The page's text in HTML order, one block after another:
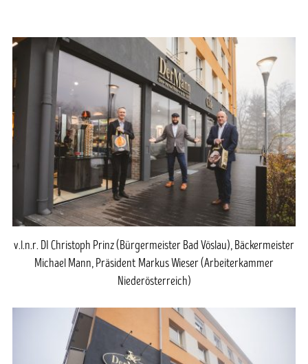
v.l.n.r. DI Christoph Prinz (Bürgermeister Bad Vöslau), Bäckermeister
Michael Mann, Präsident Markus Wieser (Arbeiterkammer
Niederösterreich)